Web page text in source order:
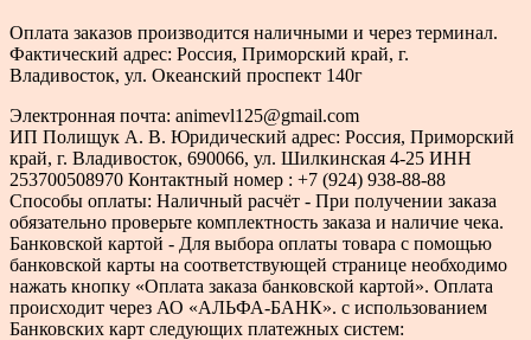
Оплата заказов производится наличными и через терминал.
Фактический адрес: Россия, Приморский край, г.
Владивосток, ул. Океанский проспект 140г
Электронная почта: animevl125@gmail.com
ИП Полищук А. В. Юридический адрес: Россия, Приморский
край, г. Владивосток, 690066, ул. Шилкинская 4-25 ИНН
253700508970 Контактный номер : +7 (924) 938-88-88
Способы оплаты: Наличный расчёт - При получении заказа
обязательно проверьте комплектность заказа и наличие чека.
Банковской картой - Для выбора оплаты товара с помощью
банковской карты на соответствующей странице необходимо
нажать кнопку «Оплата заказа банковской картой». Оплата
происходит через АО «АЛЬФА-БАНК». с использованием
Банковских карт следующих платежных систем: